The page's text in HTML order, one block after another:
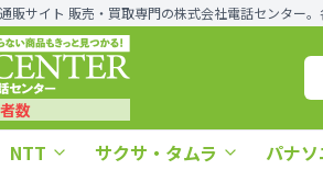
販サイト 販売・買取専門の株式会社電話センター
数
NTT サクサ・タムラ パナ